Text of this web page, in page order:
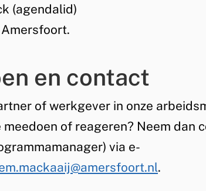
(agendalid)
en contact
of werkgever in onze
meedoen of reageren? Neem dan
via e-
.